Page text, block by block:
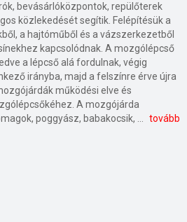
bevásárlóközpontok, repülőterek
közlekedését segítik. Felépítésük a
a hajtóműből és a vázszerkezetből
kapcsolódnak. A mozgólépcső
a lépcső alá fordulnak, végig
irányba, majd a felszínre érve újra
működési elve és
A mozgójárda
tovább